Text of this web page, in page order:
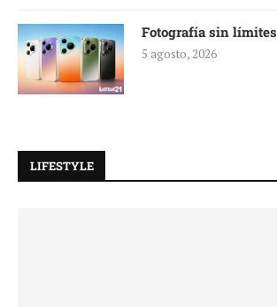
Fotografía sin límites
5 agosto, 2026
LIFESTYLE